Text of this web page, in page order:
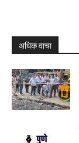
अधिक वाचा